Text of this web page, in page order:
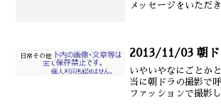
メッセージをいただ
に上記が記載(以下
日常その他 2013/11/03 朝ド
いやいやなにごとか
当に朝ドラの撮影で
ファッションで撮影